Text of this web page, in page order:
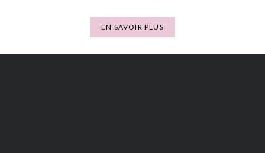
EN SAVOIR PLUS